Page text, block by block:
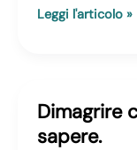
I
mantenersi
in
Leggi l'articolo »
Dimagrire
sapere.